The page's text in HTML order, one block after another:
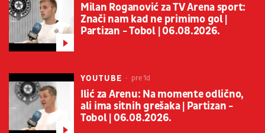
Milan Roganović za TV Arena sport:
Znači nam kad ne primimo gol |
Partizan - Tobol | 06.08.2026.
YOUTUBE pre 1d
Ilić za Arenu: Na momente odlično,
ali ima sitnih grešaka | Partizan -
Tobol | 06.08.2026.